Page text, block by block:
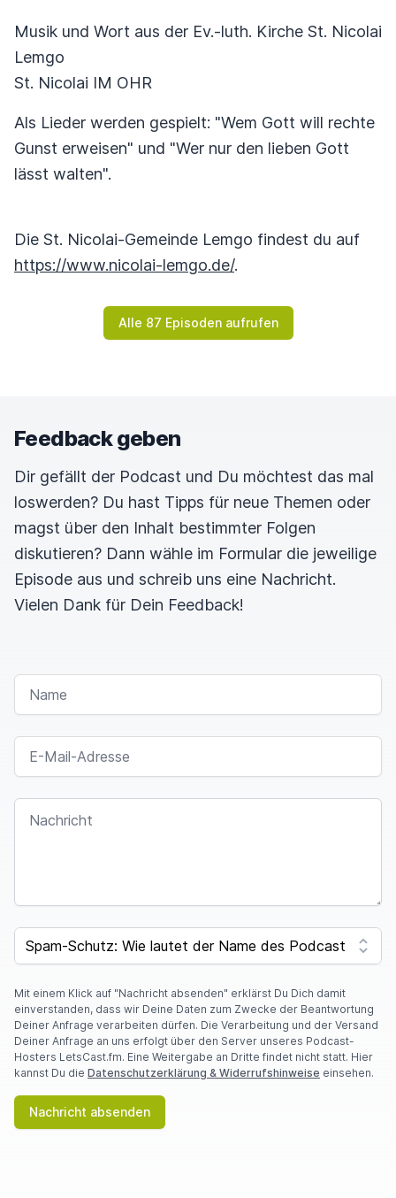
Musik und Wort aus der Ev.-luth. Kirche St. Nicolai
Lemgo
St. Nicolai IM OHR
Als Lieder werden gespielt: "Wem Gott will rechte
Gunst erweisen" und "Wer nur den lieben Gott
lässt walten".
Die St. Nicolai-Gemeinde Lemgo findest du auf
https://www.nicolai-lemgo.de/.
Alle 87 Episoden aufrufen
Feedback geben
Dir gefällt der Podcast und Du möchtest das mal
loswerden? Du hast Tipps für neue Themen oder
magst über den Inhalt bestimmter Folgen
diskutieren? Dann wähle im Formular die jeweilige
Episode aus und schreib uns eine Nachricht.
Vielen Dank für Dein Feedback!
NAME
E-MAIL-ADRESSE
NACHRICHT
F
O
A
R
E
A
H
U
SPAM CAPTCHA
Mit einem Klick auf "Nachricht absenden" erklärst Du Dich damit
einverstanden, dass wir Deine Daten zum Zwecke der Beantwortung
Deiner Anfrage verarbeiten dürfen. Die Verarbeitung und der Versand
Deiner Anfrage an uns erfolgt über den Server unseres Podcast-
Hosters LetsCast.fm. Eine Weitergabe an Dritte findet nicht statt. Hier
kannst Du die Datenschutzerklärung & Widerrufshinweise einsehen.
Nachricht absenden